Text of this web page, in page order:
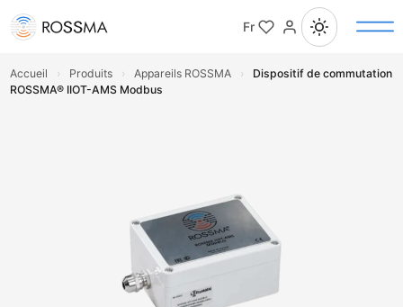
Fr
Accueil › Produits › Appareils ROSSMA ›
Dispositif de commutation
ROSSMA® IIOT-AMS Modbus